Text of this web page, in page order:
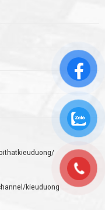
kieuduong